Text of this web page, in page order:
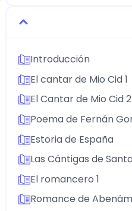
Introducción
El cantar de Mio Cid 1
El Cantar de Mio Cid 2
Poema de Fernán
Estoria de España
Las Cántigas de
El romancero 1
Romance de